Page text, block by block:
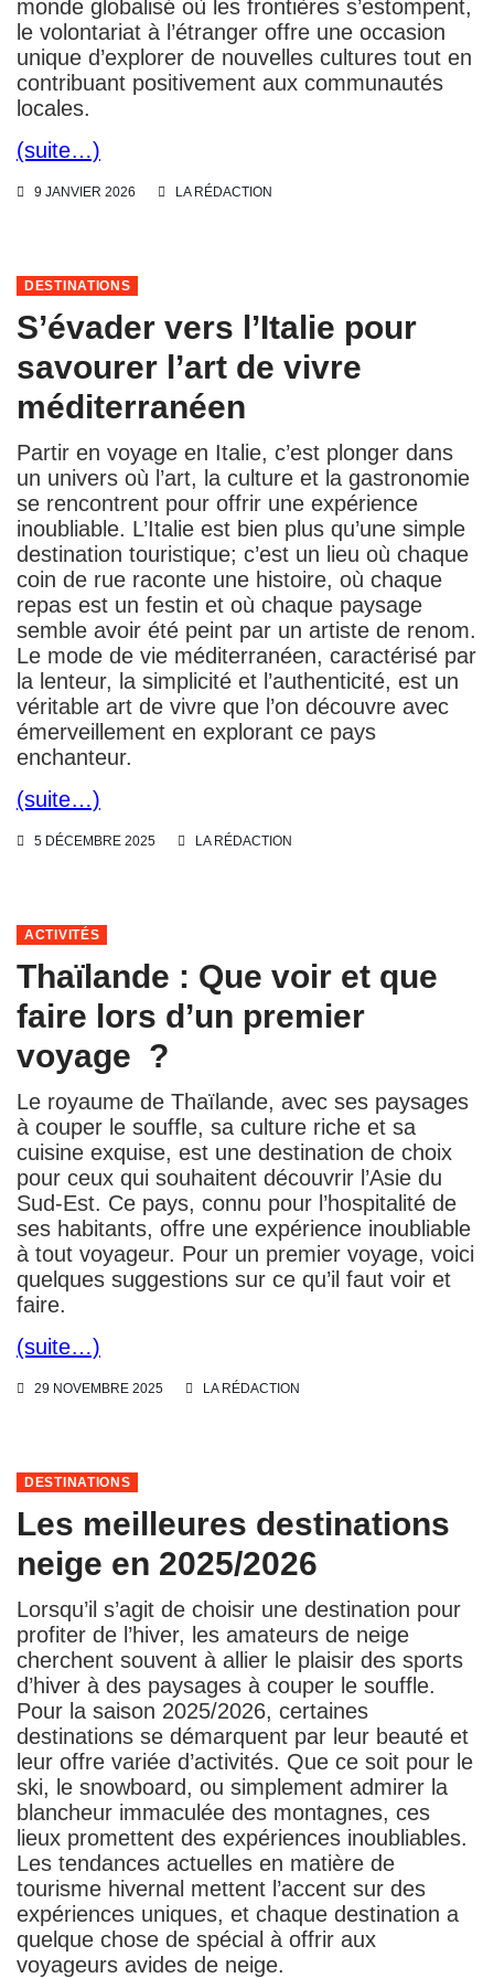
monde globalisé où les frontières s’estompent,
le volontariat à l’étranger offre une occasion
unique d’explorer de nouvelles cultures tout en
contribuant positivement aux communautés
locales.
(suite…)
9 JANVIER 2026 LA RÉDACTION
DESTINATIONS
S’évader vers l’Italie pour
savourer l’art de vivre
méditerranéen
Partir en voyage en Italie, c’est plonger dans
un univers où l’art, la culture et la gastronomie
se rencontrent pour offrir une expérience
inoubliable. L’Italie est bien plus qu’une simple
destination touristique; c’est un lieu où chaque
coin de rue raconte une histoire, où chaque
repas est un festin et où chaque paysage
semble avoir été peint par un artiste de renom.
Le mode de vie méditerranéen, caractérisé par
la lenteur, la simplicité et l’authenticité, est un
véritable art de vivre que l’on découvre avec
émerveillement en explorant ce pays
enchanteur.
(suite…)
5 DÉCEMBRE 2025 LA RÉDACTION
ACTIVITÉS
Thaïlande : Que voir et que
faire lors d’un premier
voyage ?
Le royaume de Thaïlande, avec ses paysages
à couper le souffle, sa culture riche et sa
cuisine exquise, est une destination de choix
pour ceux qui souhaitent découvrir l’Asie du
Sud-Est. Ce pays, connu pour l’hospitalité de
ses habitants, offre une expérience inoubliable
à tout voyageur. Pour un premier voyage, voici
quelques suggestions sur ce qu’il faut voir et
faire.
(suite…)
29 NOVEMBRE 2025 LA RÉDACTION
DESTINATIONS
Les meilleures destinations
neige en 2025/2026
Lorsqu’il s’agit de choisir une destination pour
profiter de l’hiver, les amateurs de neige
cherchent souvent à allier le plaisir des sports
d’hiver à des paysages à couper le souffle.
Pour la saison 2025/2026, certaines
destinations se démarquent par leur beauté et
leur offre variée d’activités. Que ce soit pour le
ski, le snowboard, ou simplement admirer la
blancheur immaculée des montagnes, ces
lieux promettent des expériences inoubliables.
Les tendances actuelles en matière de
tourisme hivernal mettent l’accent sur des
expériences uniques, et chaque destination a
quelque chose de spécial à offrir aux
voyageurs avides de neige.